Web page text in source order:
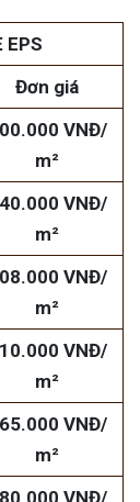
EPS
Đơn giá
VNĐ/
m²
VNĐ/
m²
VNĐ/
m²
VNĐ/
m²
VNĐ/
m²